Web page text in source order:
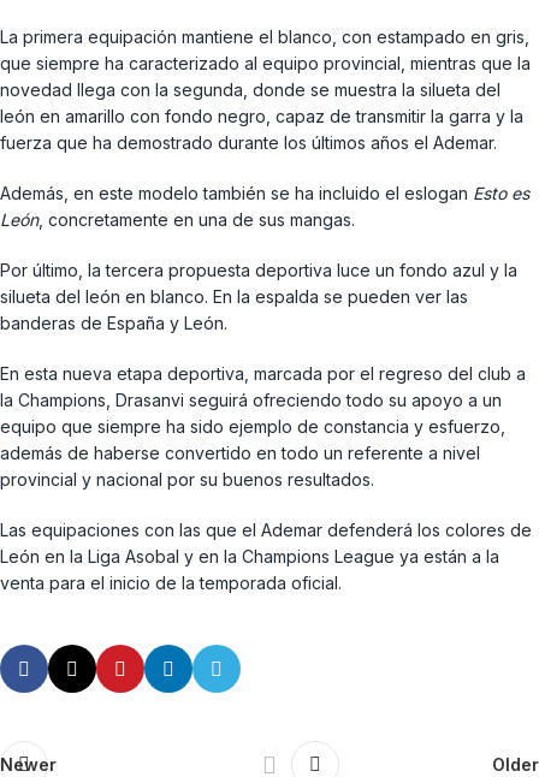
La primera equipación mantiene el blanco, con estampado en gris,
que siempre ha caracterizado al equipo provincial, mientras que la
novedad llega con la segunda, donde se muestra la silueta del
león en amarillo con fondo negro, capaz de transmitir la garra y la
fuerza que ha demostrado durante los últimos años el Ademar.
Además, en este modelo también se ha incluido el eslogan Esto es
León, concretamente en una de sus mangas.
Por último, la tercera propuesta deportiva luce un fondo azul y la
silueta del león en blanco. En la espalda se pueden ver las
banderas de España y León.
En esta nueva etapa deportiva, marcada por el regreso del club a
la Champions, Drasanvi seguirá ofreciendo todo su apoyo a un
equipo que siempre ha sido ejemplo de constancia y esfuerzo,
además de haberse convertido en todo un referente a nivel
provincial y nacional por su buenos resultados.
Las equipaciones con las que el Ademar defenderá los colores de
León en la Liga Asobal y en la Champions League ya están a la
venta para el inicio de la temporada oficial.
Newer Older